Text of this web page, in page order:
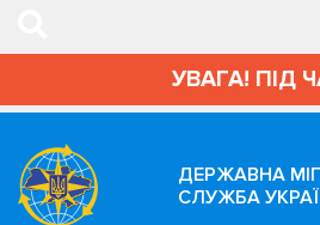
УВАГА! ПІД
ДЕРЖАВНА
СЛУЖБА